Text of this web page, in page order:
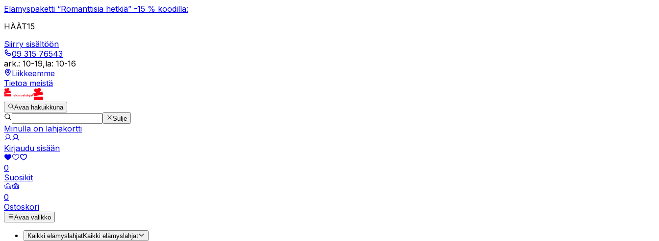
Elämyspaketti “Romanttisia hetkiä” -15 % koodilla:
HÄÄT15
Siirry sisältöön
09 315 76543
ark.: 10-19,la: 10-16
Liikkeemme
Tietoa meistä
Avaa hakuikkuna
Sulje
Minulla on lahjakortti
Kirjaudu sisään
0
Suosikit
0
Ostoskori
Avaa valikko
Kaikki elämyslahjatKaikki elämyslahjat